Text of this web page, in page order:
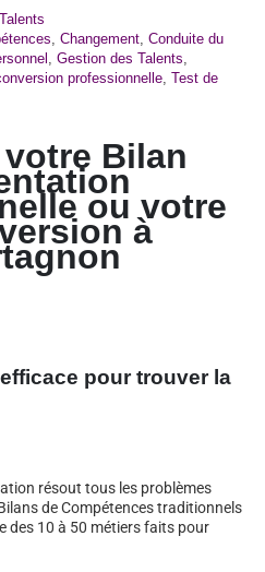
Changement, Conduite du
Gestion des Talents
professionnelle Test de
Bilan
ou votre
à
pour trouver la
résout tous les problèmes
de Compétences traditionnels
des 10 à 50 métiers faits pour